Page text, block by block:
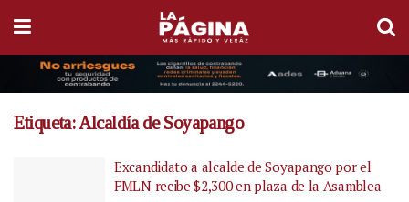
Etiqueta:Alcaldía de Soyapango
Excandidato a alcalde de Soyapango por el
FMLN recibe $2,300 en plaza de la Asamblea